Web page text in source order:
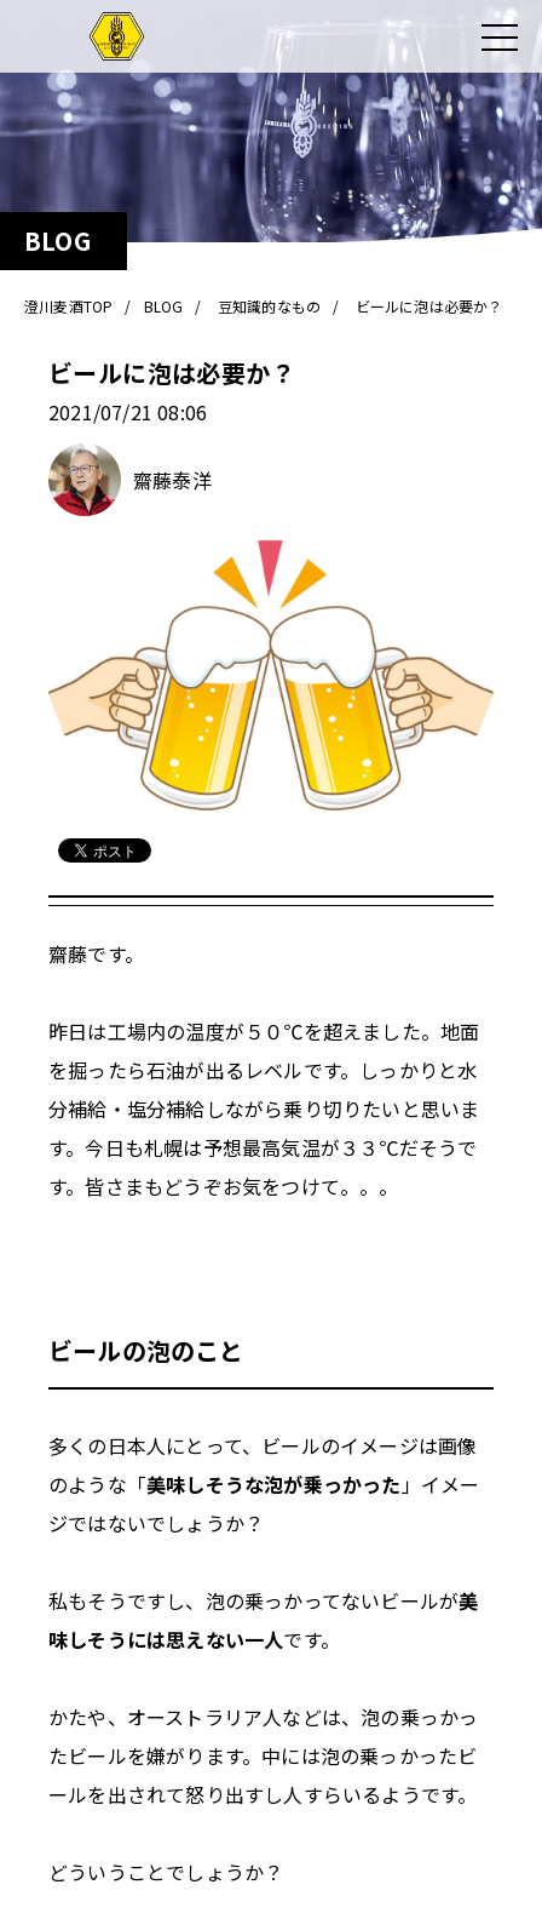
BLOG
澄川麦酒TOP BLOG 豆知識的なもの ビールに泡は必要か？
ビールに泡は必要か？
2021/07/21 08:06
齋藤泰洋
齋藤です。
昨日は工場内の温度が５０℃を超えました。地面
を掘ったら石油が出るレベルです。しっかりと水
分補給・塩分補給しながら乗り切りたいと思いま
す。今日も札幌は予想最高気温が３３℃だそうで
す。皆さまもどうぞお気をつけて。。。
ビールの泡のこと
多くの日本人にとって、ビールのイメージは画像
のような「美味しそうな泡が乗っかった」イメー
ジではないでしょうか？
私もそうですし、泡の乗っかってないビールが美
味しそうには思えない一人です。
かたや、オーストラリア人などは、泡の乗っかっ
たビールを嫌がります。中には泡の乗っかったビ
ールを出されて怒り出すし人すらいるようです。
どういうことでしょうか？